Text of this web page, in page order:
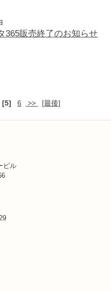
365販売終了のお知らせ
[5] 6 >> [最後]
ビル